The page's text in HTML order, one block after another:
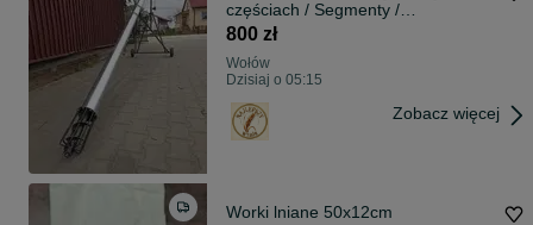
częściach / Segmenty /
Produkujemy w Polsce z 24m
800 zł
Wołów
Dzisiaj o 05:15
Zobacz więcej
Worki lniane 50x12cm